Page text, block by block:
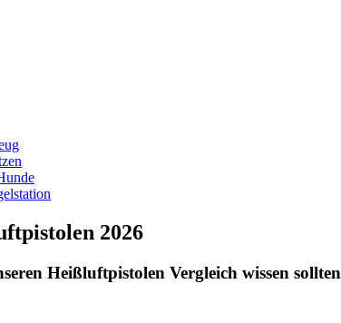
2026
Heißluftpistolen Vergleich wissen sollten